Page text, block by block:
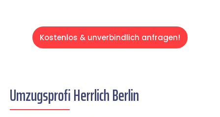
Kostenlos & unverbindlich anfragen!
Umzugsprofi Herrlich Berlin